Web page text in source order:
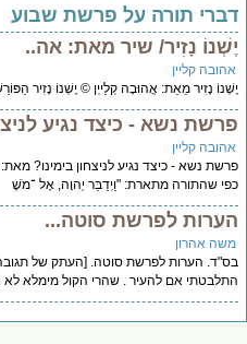
תורה על פרשת שבוע
נָזִיר/ שיר מאת: אה..
קליין
מֵאֵת: אֲהוּבָה קְלַייְן © יֶשְׁנוֹ נָזִיר הַפּוֹרֵשׁ
נשא - כיצד נגיע לניצחון..
קליין
- כיצד נגיע לניצחון בימינו? מאת:
מתארת: "וַיְדַבֵּר יְהוָה, אֶל ־מֹשֶׁ
לפרשת סוטה...
לפרשת סוטה. [העתק של תגובה].
אם להעיר . שהרי הקול מימלא לא